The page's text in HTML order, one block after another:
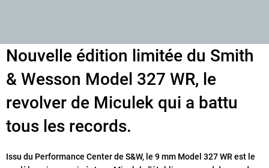
Nouvelle édition limitée du Smith
& Wesson Model 327 WR, le
revolver de Miculek qui a battu
tous les records.
Issu du Performance Center de S&W, le 9 mm Model 327 WR est le